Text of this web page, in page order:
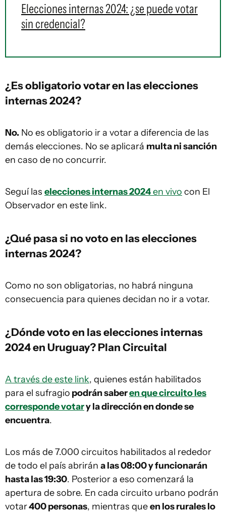
Elecciones internas 2024: ¿se puede votar
sin credencial?
¿Es obligatorio votar en laselecciones
internas 2024?
No. No es obligatorio ir a votar a diferencia de las
demás elecciones. No se aplicará multa ni sanción
en caso de no concurrir.
Seguí las elecciones internas 2024en vivo con El
Observador en este link.
¿Qué pasa si no voto en las elecciones
internas 2024?
Como no son obligatorias, no habrá ninguna
consecuencia para quienes decidan no ir a votar.
¿Dónde voto en las elecciones internas
2024 en Uruguay? Plan Circuital
A través de este link, quienes están habilitados
para el sufragio podrán saberen que circuito les
corresponde votary la dirección en donde se
encuentra.
Los más de 7.000 circuitos habilitados al rededor
de todo el país abrirán a las 08:00 y funcionarán
hasta las 19:30. Posterior a eso comenzará la
apertura de sobre. En cada circuito urbano podrán
votar400 personas, mientras queen los rurales lo